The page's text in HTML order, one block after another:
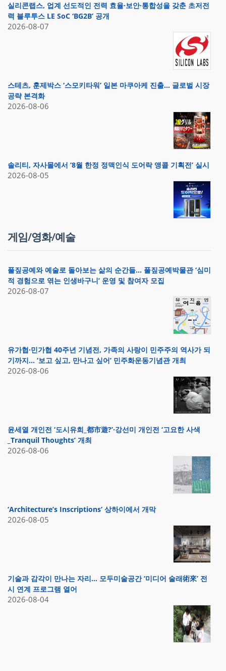
실리콘랩스, 업계 선도적인 전력 효율·보안·통합성을 갖춘 초저전
력 블루투스 LE SoC ‘BG2B’ 공개
2026-08-07
스테츠, 훈제박스 ‘스모키타워’ 일본 마쿠아케 진출… 글로벌 시장
공략 본격화
2026-08-06
솔리티, 자사몰에서 ‘8월 한정 정맥인식 도어락 앵콜 기획전’ 실시
2026-08-05
게임/영화/예술
풀짚공예와 예술로 돌아보는 삶의 순간들… 풀짚공예박물관 ‘심미
적 경험으로 엮는 인생바구니’ 운영 및 참여자 모집
2026-08-07
유가협·민가협 40주년 기념전, 가족의 사랑이 민주주의 역사가 되
기까지… ‘보고 싶고, 만나고 싶어’ 민주화운동기념관 개최
2026-08-06
윤세열 개인전 ‘도시유희_都市遊?’·강선미 개인전 ‘고요한 사색
_Tranquil Thoughts’ 개최
2026-08-06
‘Architecture’s Inscriptions’ 상하이에서 개막
2026-08-05
기술과 감각이 만나는 자리… 모두미술공간 ‘미디어 술래術來’ 전
시 연계 프로그램 열어
2026-08-04